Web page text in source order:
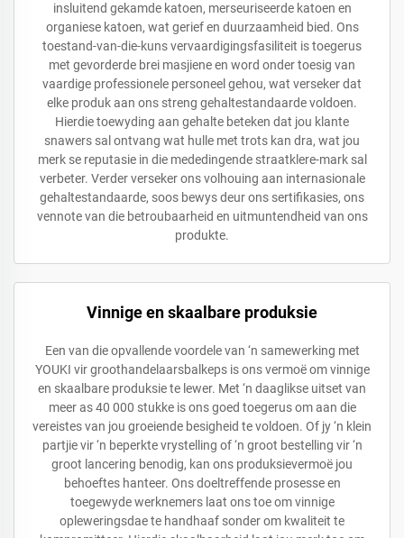
insluitend gekamde katoen, merseuriseerde katoen en
organiese katoen, wat gerief en duurzaamheid bied. Ons
toestand-van-die-kuns vervaardigingsfasiliteit is toegerus
met gevorderde brei masjiene en word onder toesig van
vaardige professionele personeel gehou, wat verseker dat
elke produk aan ons streng gehaltestandaarde voldoen.
Hierdie toewyding aan gehalte beteken dat jou klante
snawers sal ontvang wat hulle met trots kan dra, wat jou
merk se reputasie in die mededingende straatklere-mark sal
verbeter. Verder verseker ons volhouing aan internasionale
gehaltestandaarde, soos bewys deur ons sertifikasies, ons
vennote van die betroubaarheid en uitmuntendheid van ons
produkte.
Vinnige en skaalbare produksie
Een van die opvallende voordele van ‘n samewerking met
YOUKI vir groothandelaarsbalkeps is ons vermoë om vinnige
en skaalbare produksie te lewer. Met ‘n daaglikse uitset van
meer as 40 000 stukke is ons goed toegerus om aan die
vereistes van jou groeiende besigheid te voldoen. Of jy ‘n klein
partjie vir ‘n beperkte vrystelling of ‘n groot bestelling vir ‘n
groot lancering benodig, kan ons produksievermoë jou
behoeftes hanteer. Ons doeltreffende prosesse en
toegewyde werknemers laat ons toe om vinnige
opleweringsdae te handhaaf sonder om kwaliteit te